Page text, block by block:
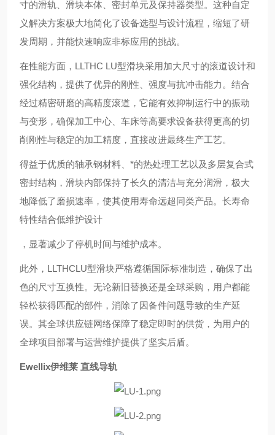
寸的滑轨、滑块本体、密封单元及保持器类型。这种自定
义解决方案极大地简化了设备选型与设计流程，缩短了研
发周期，并能快速响应非标应用的挑战。
在性能方面，LLTHC LU型滑块采用加大尺寸的滚道设计和
强化结构，提供了优异的刚性、强度与抗冲击能力。结合
经过精密研磨的高精度滚道，它能有效抑制运行中的振动
与变形，确保加工中心、车床等高要求设备获得更高的切
削刚性与稳定的加工精度，直接改进最终生产工艺。
得益于优质的轴承钢材料、*的热处理工艺以及多层复合式
密封结构，滑块内部保持了长久的清洁与充分润滑，极大
地降低了磨损速率，使其使用寿命远超同类产品。长寿命
特性结合低维护设计
，显著减少了停机时间与维护成本。
此外，LLTHCLU型滑块严格遵循国际标准制造，确保了出
色的尺寸互换性。无论新旧替换还是全球采购，用户都能
轻松获得匹配的部件，消除了因备件问题导致的生产延
误。其全球供应链网络保障了稳定即时的供货，为用户的
全球项目部署与运营维护提供了坚实后盾。
Ewellix伊维莱 直线导轨